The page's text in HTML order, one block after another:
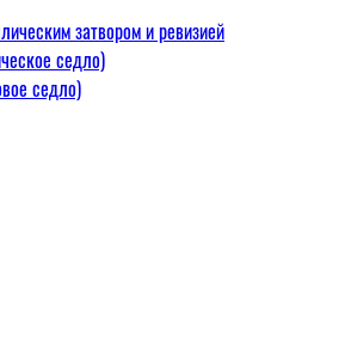
затвором и ревизией
седло)
седло)
С)